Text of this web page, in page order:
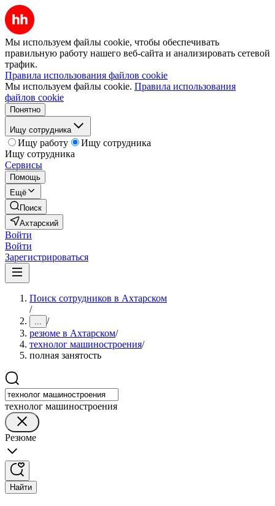
Мы используем файлы cookie, чтобы обеспечивать
правильную работу нашего веб-сайта и анализировать сетевой
трафик.
Правила использования файлов cookie
Мы используем файлы cookie. Правила использования
файлов cookie
Понятно
Ищу сотрудника
Ищу работу
Ищу сотрудника
Ищу сотрудника
Сервисы
Помощь
Ещё
Поиск
Ахтарский
Войти
Войти
Зарегистрироваться
Поиск сотрудников в Ахтарском
/
... /
резюме в Ахтарском/
технолог машиностроения/
полная занятость
технолог машиностроения
Резюме
Найти